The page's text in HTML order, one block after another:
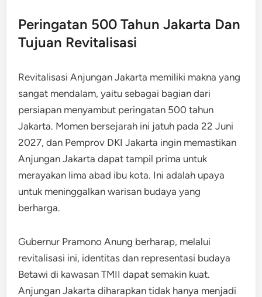
Peringatan 500 Tahun Jakarta Dan
Tujuan Revitalisasi
Revitalisasi Anjungan Jakarta memiliki makna yang
sangat mendalam, yaitu sebagai bagian dari
persiapan menyambut peringatan 500 tahun
Jakarta. Momen bersejarah ini jatuh pada 22 Juni
2027, dan Pemprov DKI Jakarta ingin memastikan
Anjungan Jakarta dapat tampil prima untuk
merayakan lima abad ibu kota. Ini adalah upaya
untuk meninggalkan warisan budaya yang
berharga.
Gubernur Pramono Anung berharap, melalui
revitalisasi ini, identitas dan representasi budaya
Betawi di kawasan TMII dapat semakin kuat.
Anjungan Jakarta diharapkan tidak hanya menjadi